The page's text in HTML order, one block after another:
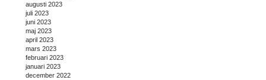
augusti 2023
juli 2023
juni 2023
maj 2023
april 2023
mars 2023
februari 2023
januari 2023
december 2022